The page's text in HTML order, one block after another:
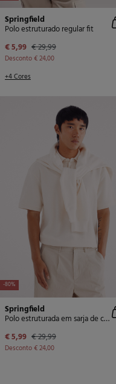
Springfield
Polo estruturado regular fit
€ 5,99 € 29,99
Desconto€ 24,00
+4 Cores
-80%
Springfield
Polo estruturada em sarja de corte regular
€ 5,99 € 29,99
Desconto€ 24,00